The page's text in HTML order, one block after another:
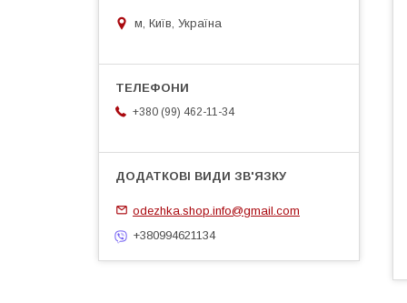
м, Київ, Україна
+380 (99) 462-11-34
odezhka.shop.info@gmail.com
+380994621134